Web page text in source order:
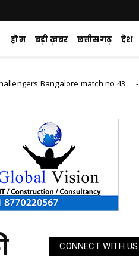
होम बड़ी ख़बर छत्तीसगढ़ देश
match no 43 Featured
CONNECT WITH US